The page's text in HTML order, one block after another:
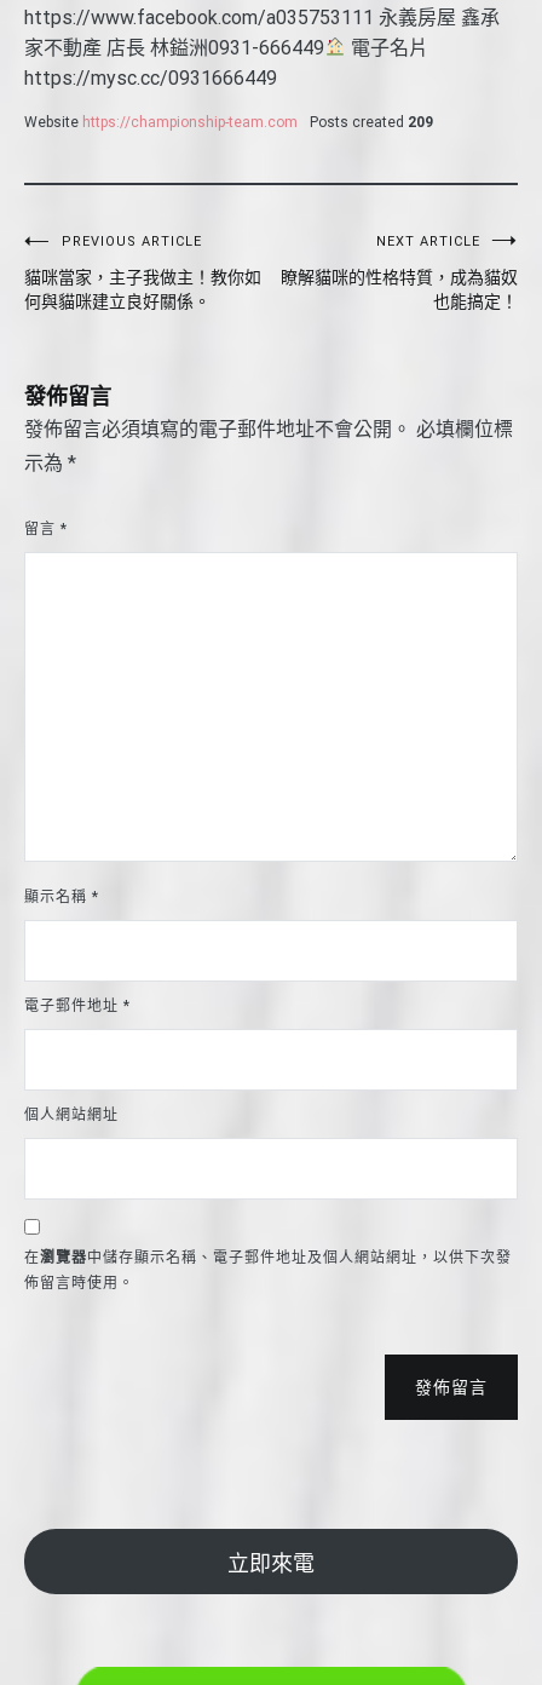
https://www.facebook.com/a035753111 永義房屋 鑫承
家不動產 店長 林鎰洲0931-666449
電子名片
https://mysc.cc/0931666449
Website https://championship-team.com Posts created 209
文
章
覽
PREVIOUS ARTICLE
貓咪當家，主子我做主！教你如
何與貓咪建立良好關係。
NEXT ARTICLE
瞭解貓咪的性格特質，成為貓奴
也能搞定！
發佈留言
發佈留言必須填寫的電子郵件地址不會公開。 必填欄位標
示為 *
留言 *
顯示名稱 *
電子郵件地址 *
個人網站網址
在瀏覽器中儲存顯示名稱、電子郵件地址及個人網站網址，以供下次發
佈留言時使用。
發佈留言
立即來電